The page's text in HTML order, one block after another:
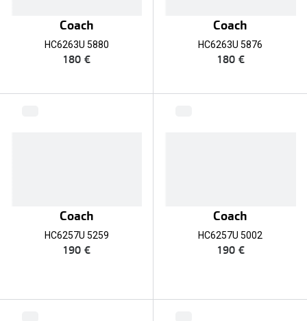
Coach
HC6263U 5880
180 €
Coach
HC6263U 5876
180 €
Coach
HC6257U 5259
190 €
Coach
HC6257U 5002
190 €